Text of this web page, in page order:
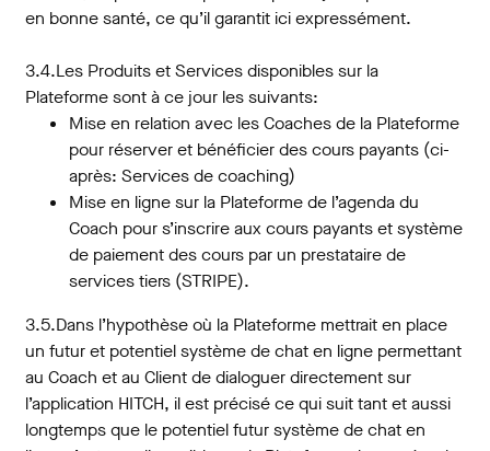
en bonne santé, ce qu’il garantit ici expressément.
3.4.Les Produits et Services disponibles sur la
Plateforme sont à ce jour les suivants:
Mise en relation avec les Coaches de la Plateforme
pour réserver et bénéficier des cours payants (ci-
après: Services de coaching)
Mise en ligne sur la Plateforme de l’agenda du
Coach pour s’inscrire aux cours payants et système
de paiement des cours par un prestataire de
services tiers (STRIPE).
3.5.Dans l’hypothèse où la Plateforme mettrait en place
un futur et potentiel système de chat en ligne permettant
au Coach et au Client de dialoguer directement sur
l’application HITCH, il est précisé ce qui suit tant et aussi
longtemps que le potentiel futur système de chat en